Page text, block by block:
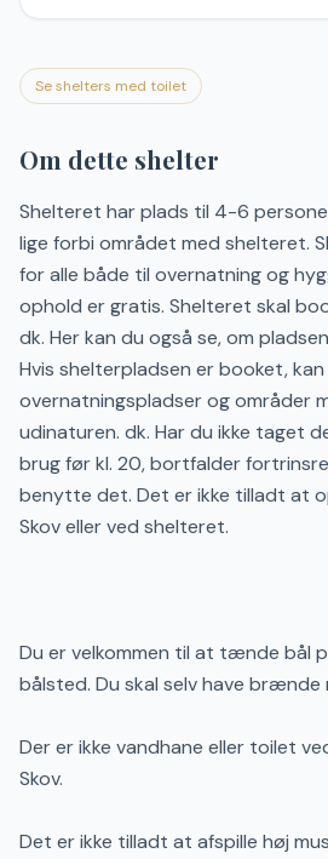
Se shelters med toilet
Om dette shelter
Shelteret har plads til 4-6
lige forbi området med shelteret.
for alle både til overnatning og
ophold er gratis. Shelteret skal
dk. Her kan du også se, om
Hvis shelterpladsen er booket,
overnatningspladser og områder
udinaturen. dk. Har du ikke taget
brug før kl. 20, bortfalder
benytte det. Det er ikke tilladt at
Skov eller ved shelteret.
Du er velkommen til at tænde bål
bålsted. Du skal selv have brænde
Der er ikke vandhane eller toilet
Skov.
Det er ikke tilladt at afspille høj